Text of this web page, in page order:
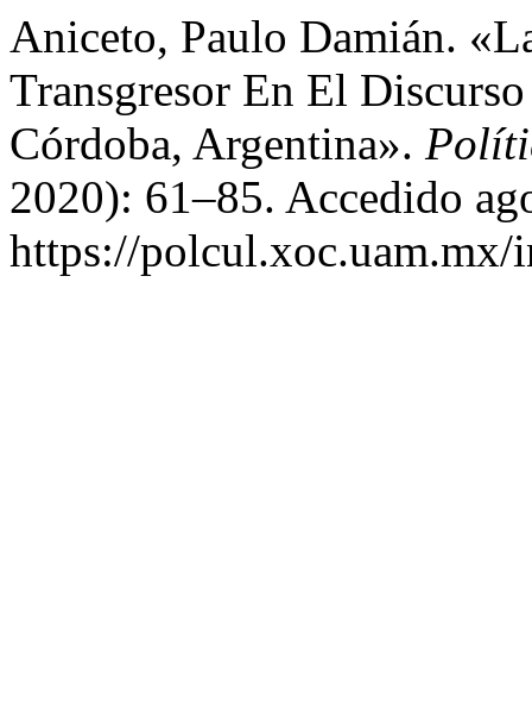
Aniceto, Paulo Damián.
Transgresor En El
Córdoba, Argentina».
2020): 61–85. Accedido
https://